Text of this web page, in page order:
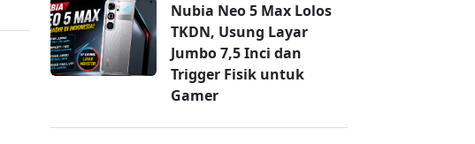
Nubia Neo 5 Max Lolos
TKDN, Usung Layar
Jumbo 7,5 Inci dan
Trigger Fisik untuk
Gamer